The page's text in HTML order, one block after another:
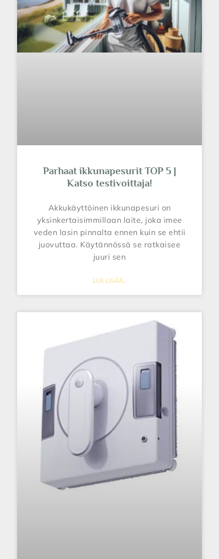
Parhaat ikkunapesurit TOP 5 |
Katso testivoittaja!
Akkukäyttöinen ikkunapesuri on
yksinkertaisimmillaan laite, joka imee
veden lasin pinnalta ennen kuin se ehtii
juovuttaa. Käytännössä se ratkaisee
juuri sen
LUE LISÄÄ..